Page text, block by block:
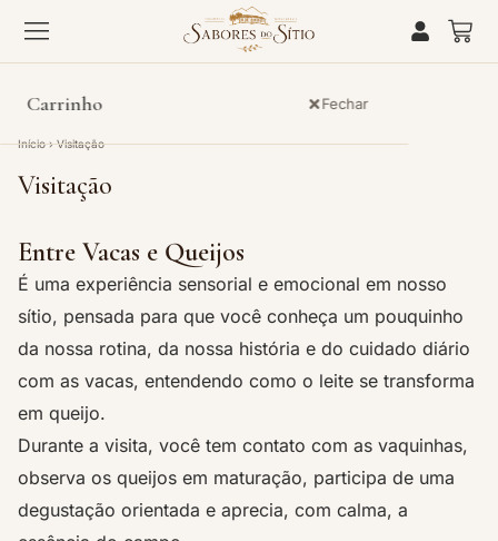
Carrinho Fechar
Início› Visitação
Visitação
Entre Vacas e Queijos
É uma experiência sensorial e emocional em nosso
sítio, pensada para que você conheça um pouquinho
da nossa rotina, da nossa história e do cuidado diário
com as vacas, entendendo como o leite se transforma
em queijo.
Durante a visita, você tem contato com as vaquinhas,
observa os queijos em maturação, participa de uma
degustação orientada e aprecia, com calma, a